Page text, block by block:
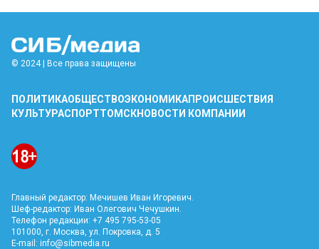
© 2024 | Все права защищены
ПОЛИТИКАОБЩЕСТВОЭКОНОМИКАПРОИСШЕСТВИЯ
КУЛЬТУРАСПОРТТОМСКНОВОСТИ КОМПАНИИ
Главный редактор: Мечишев Иван Игоревич.
Шеф-редактор: Иван Олегович Чечушкин.
Телефон редакции: +7 495 795-53-05
101000, г. Москва, ул. Покровка, д. 5
E-mail: info@sibmedia.ru